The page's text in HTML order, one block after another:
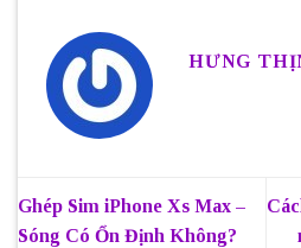
HƯNG
Ghép Sim iPhone Xs Max –
Sóng Có Ổn Định Không?